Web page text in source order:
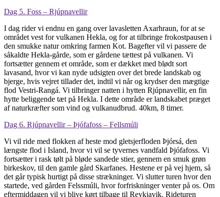
Dag 5. Foss – Rjúpnavellir
I dag rider vi endnu en gang over lavasletten Axarhraun, for at se
området vest for vulkanen Hekla, og for at tilbringe frokostpausen i
den smukke natur omkring farmen Kot. Bagefter vil vi passere de
såkaldte Hekla-gårde, som er gårdene tættest på vulkanen. Vi
fortsætter gennem et område, som er dækket med blødt sort
lavasand, hvor vi kan nyde udsigten over det brede landskab og
bjerge, hvis vejret tillader det, indtil vi når og krydser den mægtige
flod Vestri-Rangá. Vi tilbringer natten i hytten Rjúpnavellir, en fin
hytte beliggende tæt på Hekla. I dette område er landskabet præget
af naturkræfter som vind og vulkanudbrud. 40km, 8 timer.
Dag 6. Rjúpnavellir – Þjófafoss – Fellsmúli
Vi vil ride med flokken af heste mod gletsjerfloden Þjórsá, den
længste flod i Island, hvor vi vil se tyvernes vandfald Þjófafoss. Vi
fortsætter i rask tølt på bløde sandede stier, gennem en smuk grøn
birkeskov, til den gamle gård Skarfanes. Hestene er på vej hjem, så
det går typisk hurtigt på disse strækninger. Vi slutter turen hvor den
startede, ved gården Felssmúli, hvor forfriskninger venter på os. Om
eftermiddagen vil vi blive kørt tilbage til Reykjavik. Rideturen